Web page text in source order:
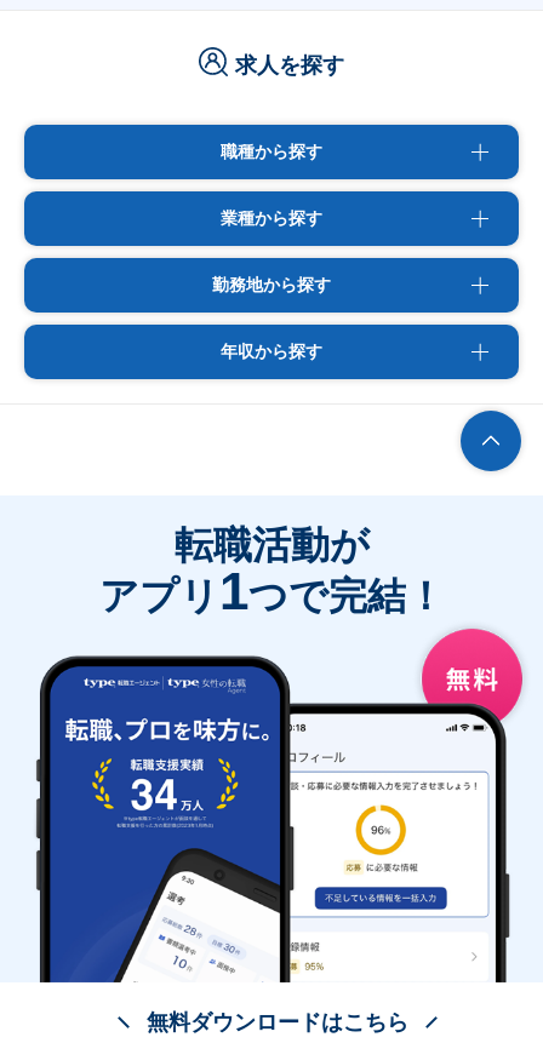
求人を探す
職種から探す
業種から探す
勤務地から探す
年収から探す
転職活動が
アプリ 1つで完結！
無料ダウンロードはこちら